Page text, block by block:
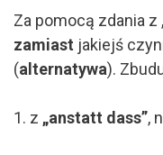
Za pomocą zdania z
zamiast jakiejś
(alternatywa).
1. z „anstatt dass”,